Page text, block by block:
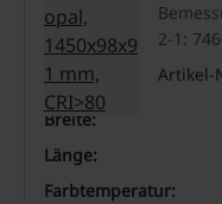
2-1:
Artikel-
Breite:
Länge:
Farbtemperatur: